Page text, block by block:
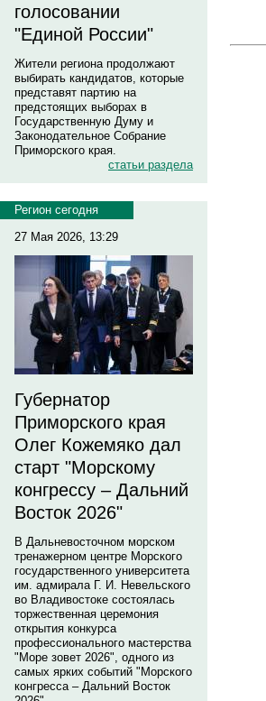
голосовании
"Единой России"
Жители региона продолжают
выбирать кандидатов, которые
представят партию на
предстоящих выборах в
Государственную Думу и
Законодательное Собрание
Приморского края.
статьи раздела
Регион сегодня
27 Мая 2026, 13:29
Губернатор
Приморского края
Олег Кожемяко дал
старт "Морскому
конгрессу – Дальний
Восток 2026"
В Дальневосточном морском
тренажерном центре Морского
государственного университета
им. адмирала Г. И. Невельского
во Владивостоке состоялась
торжественная церемония
открытия конкурса
профессионального мастерства
"Море зовет 2026", одного из
самых ярких событий "Морского
конгресса – Дальний Восток